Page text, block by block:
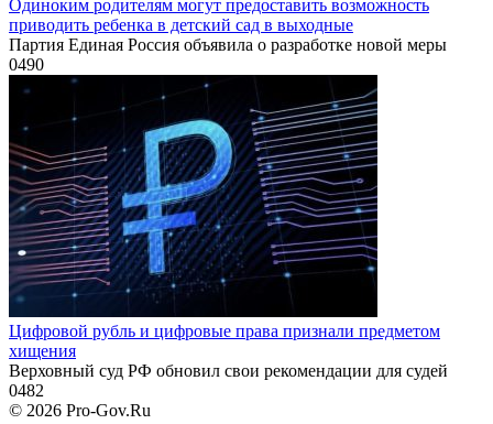
Одиноким родителям могут предоставить возможность
приводить ребенка в детский сад в выходные
Партия Единая Россия объявила о разработке новой меры
0490
Цифровой рубль и цифровые права признали предметом
хищения
Верховный суд РФ обновил свои рекомендации для судей
0482
© 2026 Pro-Gov.Ru